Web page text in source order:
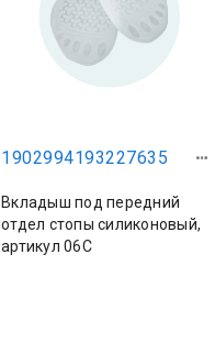
1902994193227635
Вкладыш под передний
отдел стопы силиконовый,
артикул 06С